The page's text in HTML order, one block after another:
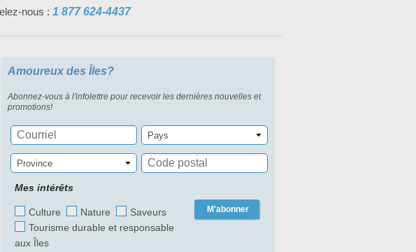
nous : 1 877 624-4437
Amoureux des Îles?
Abonnez-vous à l'infolettre pour recevoir les dernières nouvelles et
promotions!
Pays
Province
Mes intérêts
Culture Nature
Saveurs
Tourisme durable et responsable
aux Îles
M'abonner